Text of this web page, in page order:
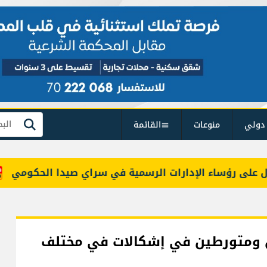
منوعات القائمة بحث
رؤساء الإدارات الرسمية في سراي صيدا الحكومي
ومتورطين في إشكالات في مختلف